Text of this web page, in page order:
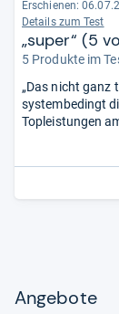
Erschienen:
Details zum Test
„super“ (5
5 Produkte im
„Das nicht ganz
systembedingt
Topleistungen
Angebote